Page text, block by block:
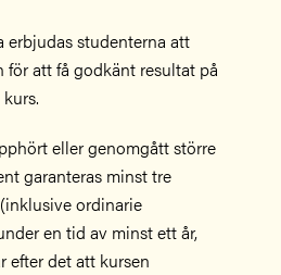
erbjudas studenterna att
att få godkänt resultat på
eller genomgått större
garanteras minst tre
ordinarie
en tid av minst ett år,
efter det att kursen